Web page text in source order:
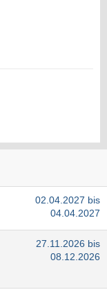
02.04.2027 bis
04.04.2027
27.11.2026 bis
08.12.2026